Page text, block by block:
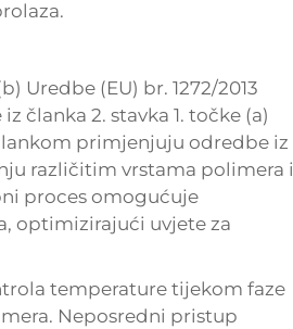
Uredbe (EU) br. 1272/2013
članka 2. stavka 1. točke (a)
primjenjuju odredbe iz
različitim vrstama polimera i
proces omogućuje
optimizirajući uvjete za
temperature tijekom faze
Neposredni pristup